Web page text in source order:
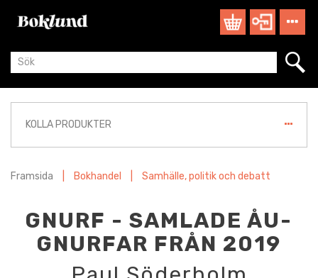
KOLLA PRODUKTER
Framsida Bokhandel Samhälle, politik och debatt
GNURF - SAMLADE ÅU-
GNURFAR FRÅN 2019